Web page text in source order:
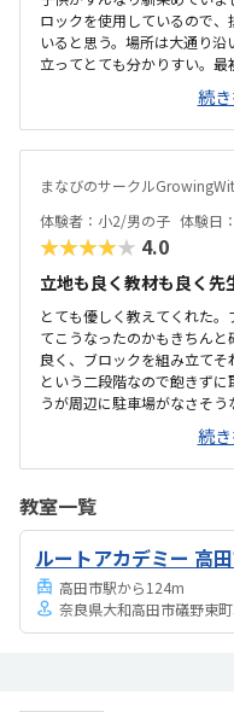
ロックを使用しているので
いると思う。場所は大通り
立ってとても分かりすい。
換気等、気を使っておこな
クスできる雰囲気。授業は
が、他のプログラミングス
たものが動くので、楽しか
ピングを学べます。色々と行
続
まなびのサークル
体験者：小2/男の子 体験日
★★★★★ 4.0
立地も良く教材も良く先
とても優しく教えてくれた
てこうなったのかもきちん
良く、ブロックを組み立て
という二段階なので飽きず
うが周辺に駐車場がなさそ
るい。レンタルルームとし
い、リラックスして授業を
があった。休んだ場合は振
るとの話だったので集中力が
月謝は高いと感じる。一人
とで贅沢すぎるなと思う反面
思った。教材カリキュラムは
続
教室一覧
ルートアカデミー 高
高田市駅から124m
奈良県大和高田市礒野東